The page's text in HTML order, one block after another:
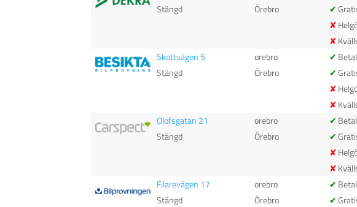
Stängd
Örebro
Skottvägen 5
Stängd
orebro
Örebro
Olofsgatan 21
Stängd
orebro
Örebro
Filarevägen 17
Stängd
orebro
Örebro